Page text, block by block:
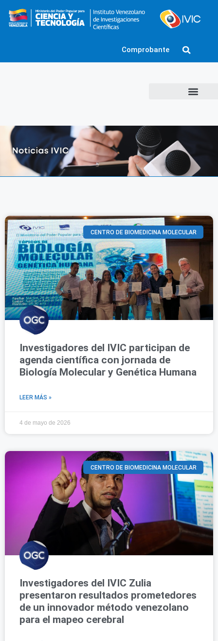
Comprobante
CENTRO DE BIOMEDICINA MOLECULAR
Investigadores del IVIC participan de
agenda científica con jornada de
Biología Molecular y Genética Humana
LEER MÁS »
4 de mayo de 2026
CENTRO DE BIOMEDICINA MOLECULAR
Investigadores del IVIC Zulia
presentaron resultados prometedores
de un innovador método venezolano
para el mapeo cerebral